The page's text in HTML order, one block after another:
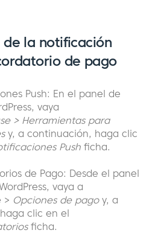
de la notificación
de pago
Push: En el panel de
vaya
> Herramientas para
y, a continuación, haga clic
Push ficha.
de Pago: Desde el panel
vaya a
> Opciones de pago y, a
clic en el
ficha.